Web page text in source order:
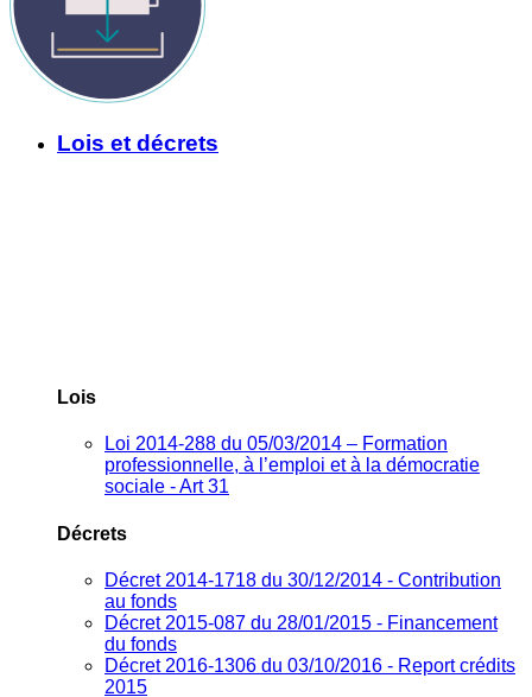
Lois et décrets
Lois
Loi 2014-288 du 05/03/2014 – Formation
professionnelle, à l’emploi et à la démocratie
sociale - Art 31
Décrets
Décret 2014-1718 du 30/12/2014 - Contribution
au fonds
Décret 2015-087 du 28/01/2015 - Financement
du fonds
Décret 2016-1306 du 03/10/2016 - Report crédits
2015